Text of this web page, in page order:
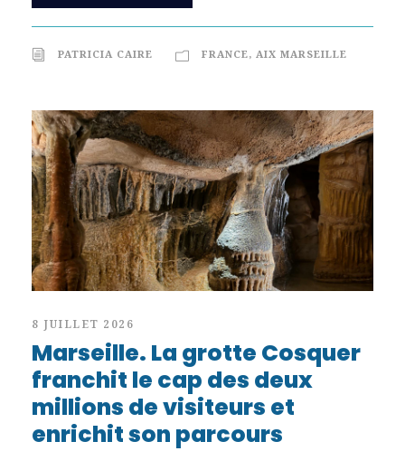
PATRICIA CAIRE FRANCE, AIX MARSEILLE
8 JUILLET 2026
Marseille. La grotte Cosquer
franchit le cap des deux
millions de visiteurs et
enrichit son parcours